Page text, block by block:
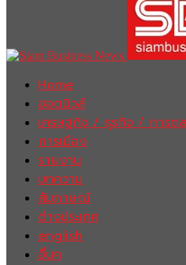
Home
ฮอตนิวส์
เศรษฐกิจ / ธุรกิจ / การต
การเมือง
รายงาน
บทความ
สัมภาษณ์
ต่างประเทศ
english
อื่นๆ